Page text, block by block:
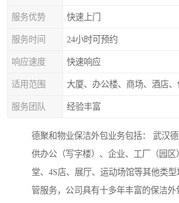
服务优势 快速上门
服务时间 24小时可预约
响应速度 快速响应
适用范围 大厦、办公楼、商场、酒店
服务团队 经验丰富
德聚和物业保洁外包业务包括： 武汉
供办公（写字楼）、企业、工厂（园区
堂、4S店、展厅、运动场馆等其他类
管服务，公司具有十多年丰富的保洁外